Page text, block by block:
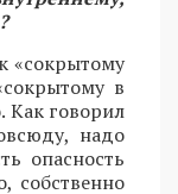
«сокрытому
в
Как говорил
надо
опасность
собственно